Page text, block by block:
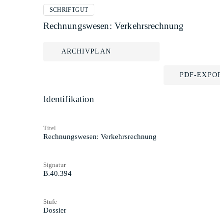
SCHRIFTGUT
Rechnungswesen: Verkehrsrechnung
ARCHIVPLAN
PDF-
Identifikation
Titel
Rechnungswesen: Verkehrsrechnung
Signatur
B.40.394
Stufe
Dossier